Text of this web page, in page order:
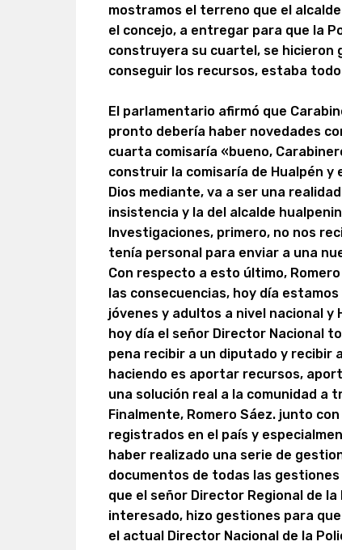
mostramos el terreno que el
el concejo, a entregar para que la
construyera su cuartel, se hicieron
conseguir los recursos, estaba
El parlamentario afirmó que
pronto debería haber novedades
cuarta comisaría «bueno,
construir la comisaría de Hualpén y
Dios mediante, va a ser una
insistencia y la del alcalde
Investigaciones, primero, no nos
tenía personal para enviar a una
Con respecto a esto último,
las consecuencias, hoy día
jóvenes y adultos a nivel nacional y
hoy día el señor Director Nacional
pena recibir a un diputado y recibir
haciendo es aportar recursos,
una solución real a la comunidad a
Finalmente, Romero Sáez. junto
registrados en el país y
haber realizado una serie de
documentos de todas las
que el señor Director Regional de
interesado, hizo gestiones para
el actual Director Nacional de la